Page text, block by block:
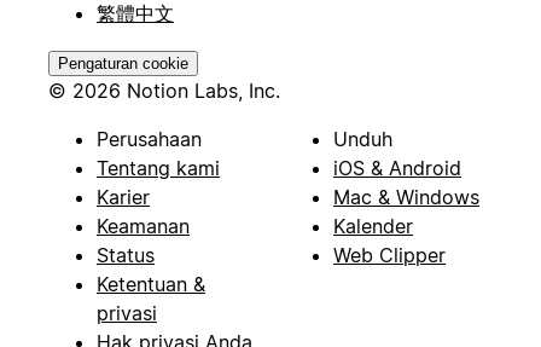
繁體中文
Pengaturan cookie
© 2026 Notion Labs, Inc.
Perusahaan
Tentang kami
Karier
Keamanan
Status
Ketentuan &
privasi
Unduh
iOS & Android
Mac & Windows
Kalender
Web Clipper